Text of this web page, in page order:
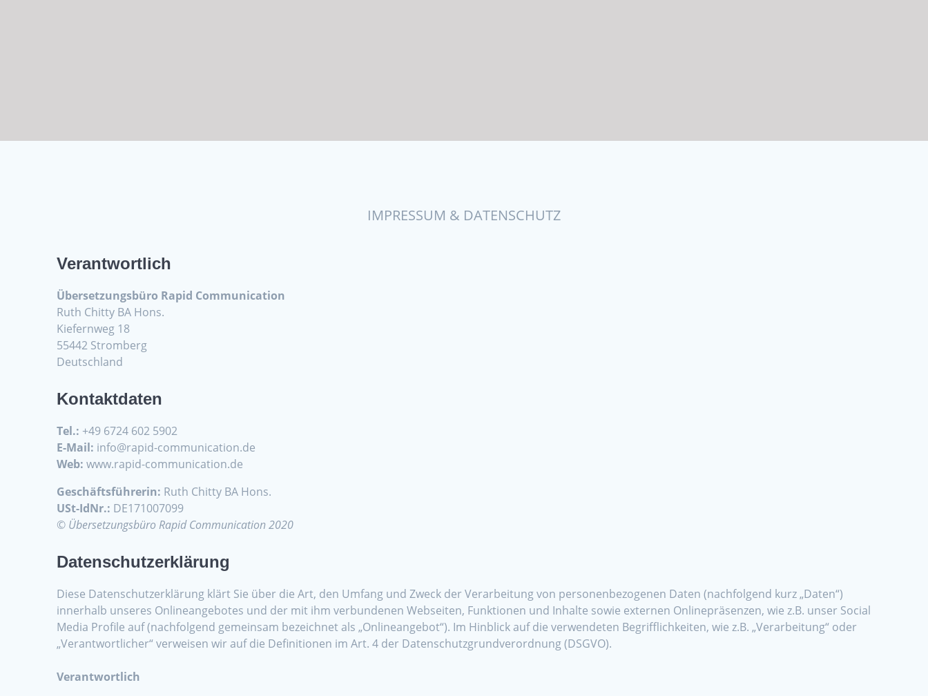
IMPRESSUM & DATENSCHUTZ
Verantwortlich
Übersetzungsbüro Rapid Communication
Ruth Chitty BA Hons.
Kiefernweg 18
55442 Stromberg
Deutschland
Kontaktdaten
Tel.: +49 6724 602 5902
E-Mail: info@rapid-communication.de
Web: www.rapid-communication.de
Geschäftsführerin: Ruth Chitty BA Hons.
USt-IdNr.: DE171007099
© Übersetzungsbüro Rapid Communication 2020
Datenschutzerklärung
Diese Datenschutzerklärung klärt Sie über die Art, den Umfang und Zweck der Verarbeitung von personenbezogenen Daten (nachfolgend kurz „Daten“)
innerhalb unseres Onlineangebotes und der mit ihm verbundenen Webseiten, Funktionen und Inhalte sowie externen Onlinepräsenzen, wie z.B. unser Social
Media Profile auf (nachfolgend gemeinsam bezeichnet als „Onlineangebot“). Im Hinblick auf die verwendeten Begrifflichkeiten, wie z.B. „Verarbeitung“ oder
„Verantwortlicher“ verweisen wir auf die Definitionen im Art. 4 der Datenschutzgrundverordnung (DSGVO).
Verantwortlich